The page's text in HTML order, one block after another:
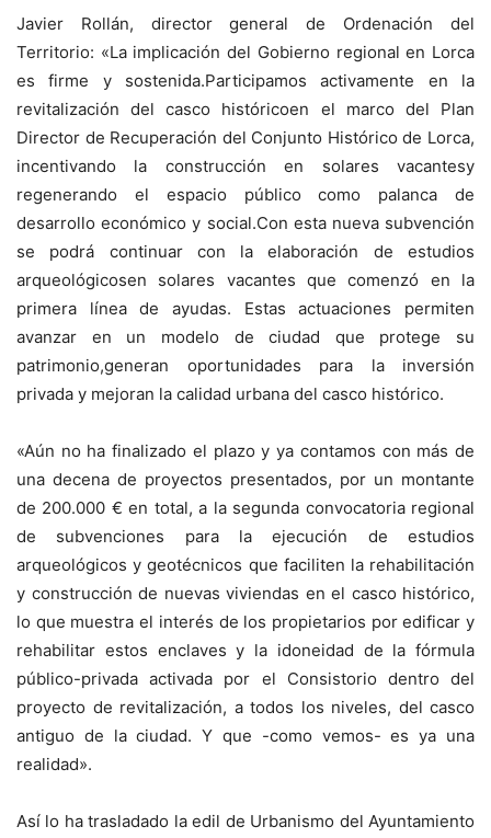
Javier Rollán, director general de Ordenación del
Territorio: «La implicación del Gobierno regional en Lorca
es firme y sostenida.Participamos activamente en la
revitalización del casco históricoen el marco del Plan
Director de Recuperación del Conjunto Histórico de Lorca,
incentivando la construcción en solares vacantesy
regenerando el espacio público como palanca de
desarrollo económico y social.Con esta nueva subvención
se podrá continuar con la elaboración de estudios
arqueológicosen solares vacantes que comenzó en la
primera línea de ayudas. Estas actuaciones permiten
avanzar en un modelo de ciudad que protege su
patrimonio,generan oportunidades para la inversión
privada y mejoran la calidad urbana del casco histórico.
«Aún no ha finalizado el plazo y ya contamos con más de
una decena de proyectos presentados, por un montante
de 200.000 € en total, a la segunda convocatoria regional
de subvenciones para la ejecución de estudios
arqueológicos y geotécnicos que faciliten la rehabilitación
y construcción de nuevas viviendas en el casco histórico,
lo que muestra el interés de los propietarios por edificar y
rehabilitar estos enclaves y la idoneidad de la fórmula
público-privada activada por el Consistorio dentro del
proyecto de revitalización, a todos los niveles, del casco
antiguo de la ciudad. Y que -como vemos- es ya una
realidad».
Así lo ha trasladado la edil de Urbanismo del Ayuntamiento